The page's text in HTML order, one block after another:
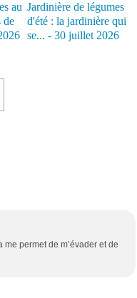
au
de
Jardinière de légumes
d'été : la jardinière qui
se... - 30 juillet 2026
permet de m’évader et de